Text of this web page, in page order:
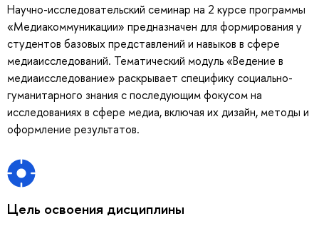
Научно-исследовательский семинар на 2 курсе программы
«Медиакоммуникации» предназначен для формирования у
студентов базовых представлений и навыков в сфере
медиаисследований. Тематический модуль «Ведение в
медиаисследование» раскрывает специфику социально-
гуманитарного знания с последующим фокусом на
исследованиях в сфере медиа, включая их дизайн, методы и
оформление результатов.
Цель освоения дисциплины